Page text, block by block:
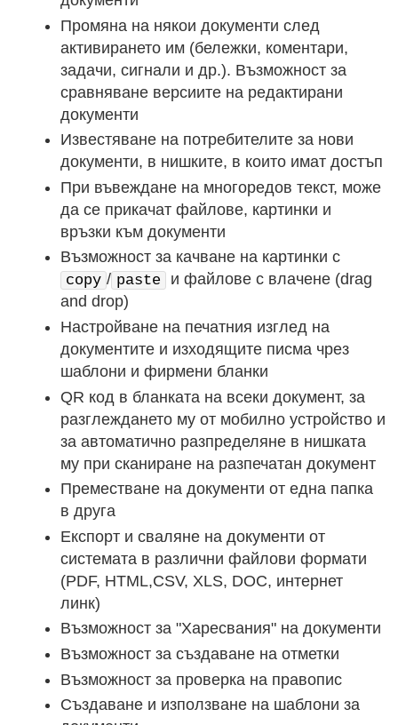
Промяна на някои документи след
активирането им (бележки, коментари,
задачи, сигнали и др.). Възможност за
сравняване версиите на редактирани
документи
Известяване на потребителите за нови
документи, в нишките, в които имат достъп
При въвеждане на многоредов текст, може
да се прикачат файлове, картинки и
връзки към документи
Възможност за качване на картинки с
copy / paste
и файлове с влачене (drag
and drop)
Настройване на печатния изглед на
документите и изходящите писма чрез
шаблони и фирмени бланки
QR код в бланката на всеки документ, за
разглеждането му от мобилно устройство и
за автоматично разпределяне в нишката
му при сканиране на разпечатан документ
Преместване на документи от една папка
в друга
Експорт и сваляне на документи от
системата в различни файлови формати
(PDF, HTML,CSV, XLS, DOC, интернет
линк)
Възможност за "Харесвания" на документи
Възможност за създаване на отметки
Възможност за проверка на правопис
Създаване и използване на шаблони за